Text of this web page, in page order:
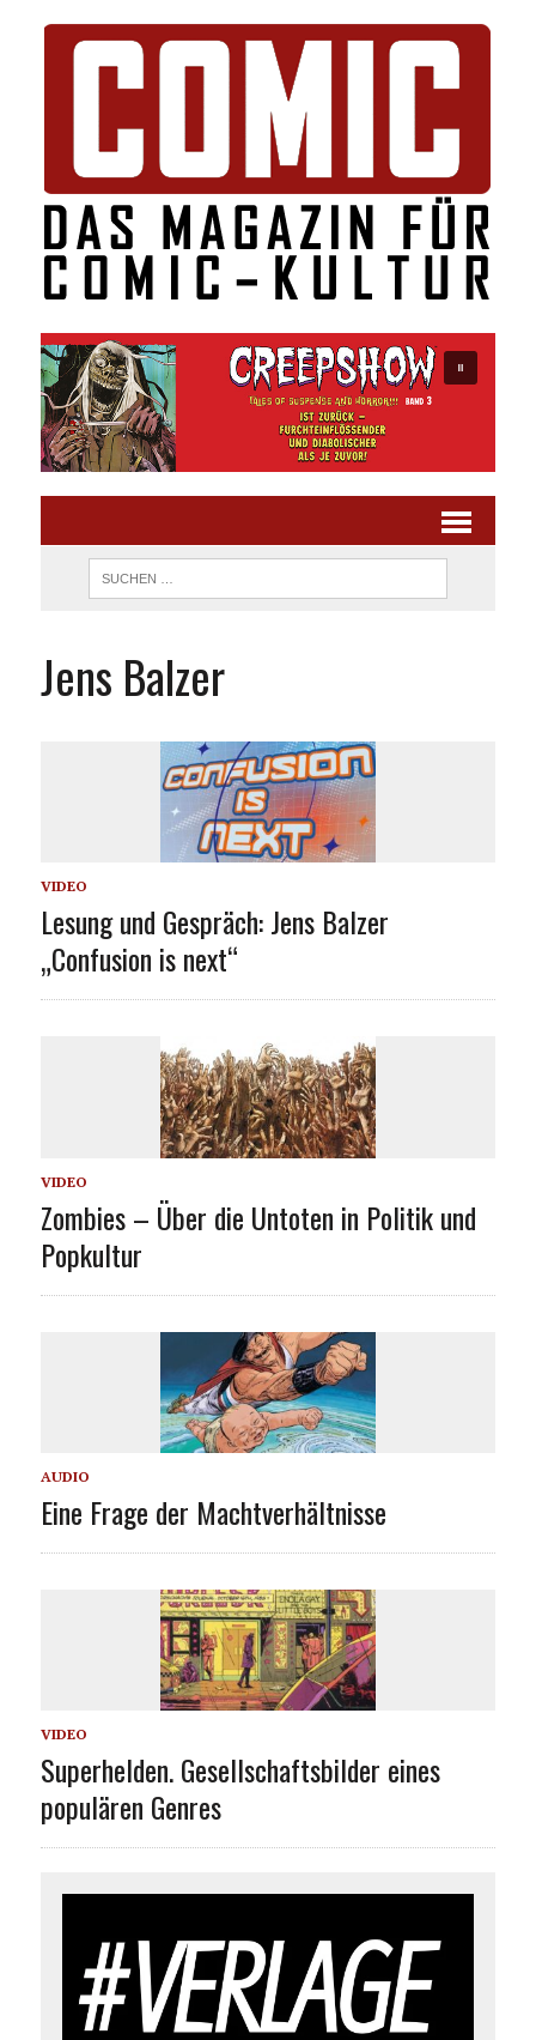
Jens Balzer
VIDEO
Lesung und Gespräch: Jens Balzer
„Confusion is next“
VIDEO
Zombies – Über die Untoten in Politik und
Popkultur
AUDIO
Eine Frage der Machtverhältnisse
VIDEO
Superhelden. Gesellschaftsbilder eines
populären Genres